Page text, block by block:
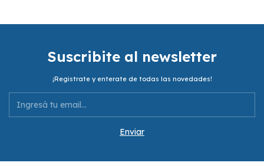
Suscribite al newsletter
¡Registrate y enterate de todas las novedades!